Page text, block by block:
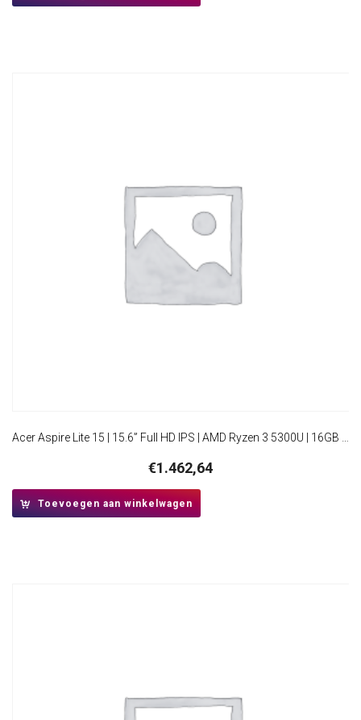
Acer Aspire Lite 15 | 15.6” Full HD IPS | AMD Ryzen 3 5300U | 16GB RAM | 512GB SSD | W11 Pro
€1.462,64
Toevoegen aan winkelwagen